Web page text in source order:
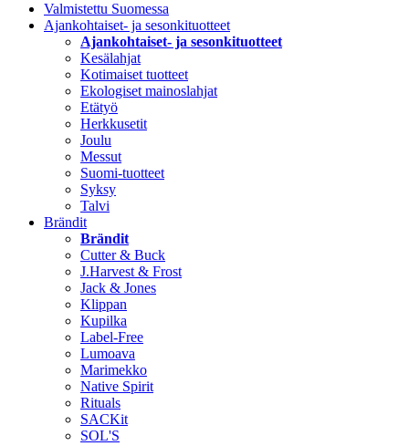
Valmistettu Suomessa
Ajankohtaiset- ja sesonkituotteet
Ajankohtaiset- ja sesonkituotteet
Kesälahjat
Kotimaiset tuotteet
Ekologiset mainoslahjat
Etätyö
Herkkusetit
Joulu
Messut
Suomi-tuotteet
Syksy
Talvi
Brändit
Brändit
Cutter & Buck
J.Harvest & Frost
Jack & Jones
Klippan
Kupilka
Label-Free
Lumoava
Marimekko
Native Spirit
Rituals
SACKit
SOL'S